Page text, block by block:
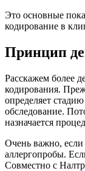
Это основные
кодирование в
Принцип
Расскажем более
кодирования.
определяет
обследование.
назначается
Очень важно, если
аллергопробы.
Совместно с